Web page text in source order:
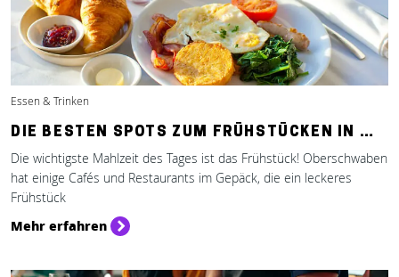
Essen & Trinken
DIE BESTEN SPOTS ZUM FRÜHSTÜCKEN IN …
Die wichtigste Mahlzeit des Tages ist das Frühstück! Oberschwaben
hat einige Cafés und Restaurants im Gepäck, die ein leckeres
Frühstück
Mehr erfahren